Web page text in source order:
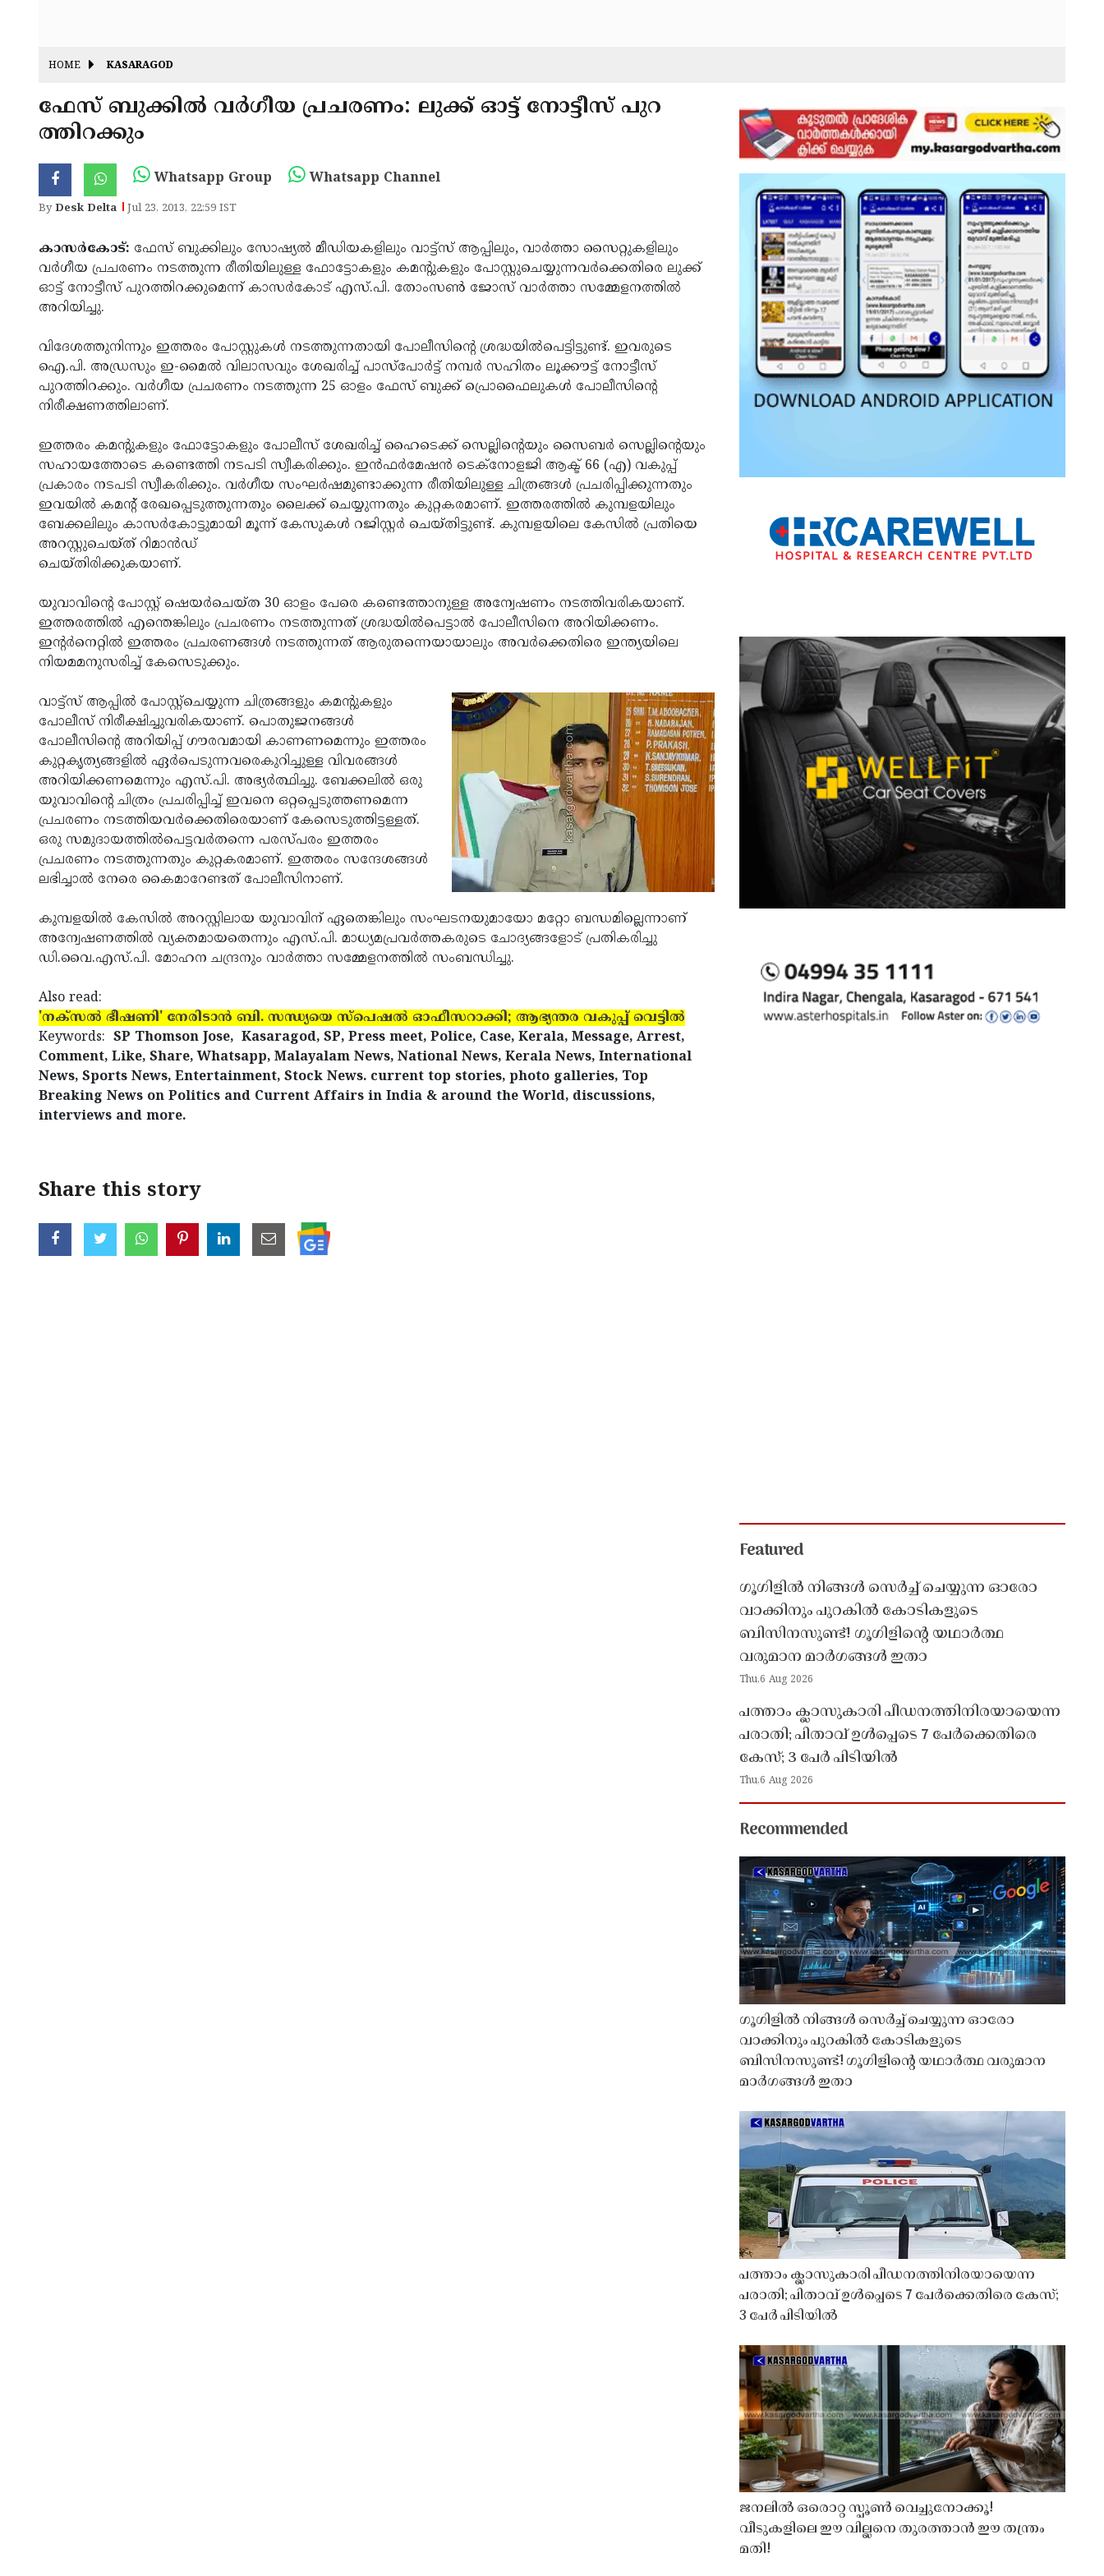
HOME KASARAGOD
ഫേസ് ബുക്കില്‍ വര്‍ഗീയ പ്രചരണം: ലുക്ക് ഓട്ട് നോട്ടീസ് പുറ
ത്തിറക്കും
Whatsapp Group Whatsapp Channel
ByDesk Delta Jul 23, 2013, 22:59 IST
കാസര്‍കോട്: ഫേസ് ബുക്കിലും സോഷ്യല്‍ മീഡിയകളിലും വാട്ട്‌സ് ആപ്പിലും, വാര്‍ത്താ സൈറ്റുകളിലും
വര്‍ഗീയ പ്രചരണം നടത്തുന്ന രീതിയിലുള്ള ഫോട്ടോകളും കമന്റുകളും പോസ്റ്റുചെയ്യുന്നവര്‍ക്കെതിരെ ലുക്ക്
ഓട്ട് നോട്ടീസ് പുറത്തിറക്കുമെന്ന് കാസര്‍കോട് എസ്.പി. തോംസണ്‍ ജോസ് വാര്‍ത്താ സമ്മേളനത്തില്‍
അറിയിച്ചു.
വിദേശത്തുനിന്നും ഇത്തരം പോസ്റ്റുകള്‍ നടത്തുന്നതായി പോലീസിന്റെ ശ്രദ്ധയില്‍പെട്ടിട്ടുണ്ട്. ഇവരുടെ
ഐ.പി. അഡ്രസും ഇ-മൈല്‍ വിലാസവും ശേഖരിച്ച് പാസ്‌പോര്‍ട്ട് നമ്പര്‍ സഹിതം ലൂക്കൗട്ട് നോട്ടീസ്
പുറത്തിറക്കും. വര്‍ഗീയ പ്രചരണം നടത്തുന്ന 25 ഓളം ഫേസ് ബുക്ക് പ്രൊഫൈലുകള്‍ പോലീസിന്റെ
നിരീക്ഷണത്തിലാണ്.
ഇത്തരം കമന്റുകളും ഫോട്ടോകളും പോലീസ് ശേഖരിച്ച് ഹൈടെക്ക് സെല്ലിന്റെയും സൈബര്‍ സെല്ലിന്റെയും
സഹായത്തോടെ കണ്ടെത്തി നടപടി സ്വീകരിക്കും. ഇന്‍ഫര്‍മേഷന്‍ ടെക്‌നോളജി ആക്ട് 66 (എ) വകുപ്പ്
പ്രകാരം നടപടി സ്വീകരിക്കും. വര്‍ഗീയ സംഘര്‍ഷമുണ്ടാക്കുന്ന രീതിയിലുള്ള ചിത്രങ്ങള്‍ പ്രചരിപ്പിക്കുന്നതും
ഇവയില്‍ കമന്റ് രേഖപ്പെടുത്തുന്നതും ലൈക്ക് ചെയ്യുന്നതും കുറ്റകരമാണ്. ഇത്തരത്തില്‍ കുമ്പളയിലും
ബേക്കലിലും കാസര്‍കോട്ടുമായി മൂന്ന് കേസുകള്‍ റജിസ്റ്റര്‍ ചെയ്തിട്ടുണ്ട്. കുമ്പളയിലെ കേസില്‍ പ്രതിയെ
അറസ്റ്റുചെയ്ത് റിമാന്‍ഡ്
ചെയ്തിരിക്കുകയാണ്.
യുവാവിന്റെ പോസ്റ്റ് ഷെയര്‍ചെയ്ത 30 ഓളം പേരെ കണ്ടെത്താനുള്ള അന്വേഷണം നടത്തിവരികയാണ്.
ഇത്തരത്തില്‍ എന്തെങ്കിലും പ്രചരണം നടത്തുന്നത് ശ്രദ്ധയില്‍പെട്ടാല്‍ പോലീസിനെ അറിയിക്കണം.
ഇന്റര്‍നെറ്റില്‍ ഇത്തരം പ്രചരണങ്ങള്‍ നടത്തുന്നത് ആരുതന്നെയായാലും അവര്‍ക്കെതിരെ ഇന്ത്യയിലെ
നിയമമനുസരിച്ച് കേസെടുക്കും.
വാട്ട്‌സ് ആപ്പില്‍ പോസ്റ്റ്‌ചെയ്യുന്ന ചിത്രങ്ങളും കമന്റുകളും
പോലീസ് നിരീക്ഷിച്ചുവരികയാണ്. പൊതുജനങ്ങള്‍
പോലീസിന്റെ അറിയിപ്പ് ഗൗരവമായി കാണണമെന്നും ഇത്തരം
കുറ്റകൃത്യങ്ങളില്‍ ഏര്‍പെടുന്നവരെകുറിച്ചുള്ള വിവരങ്ങള്‍
അറിയിക്കണമെന്നും എസ്.പി. അഭ്യര്‍ത്ഥിച്ചു. ബേക്കലില്‍ ഒരു
യുവാവിന്റെ ചിത്രം പ്രചരിപ്പിച്ച് ഇവനെ ഒറ്റപ്പെടുത്തണമെന്ന
പ്രചരണം നടത്തിയവര്‍ക്കെതിരെയാണ് കേസെടുത്തിട്ടള്ളത്.
ഒരു സമുദായത്തില്‍പെട്ടവര്‍തന്നെ പരസ്പരം ഇത്തരം
പ്രചരണം നടത്തുന്നതും കുറ്റകരമാണ്. ഇത്തരം സന്ദേശങ്ങള്‍
ലഭിച്ചാല്‍ നേരെ കൈമാറേണ്ടത് പോലീസിനാണ്.
കുമ്പളയില്‍ കേസില്‍ അറസ്റ്റിലായ യുവാവിന് ഏതെങ്കിലും സംഘടനയുമായോ മറ്റോ ബന്ധമില്ലെന്നാണ്
അന്വേഷണത്തില്‍ വ്യക്തമായതെന്നും എസ്.പി. മാധ്യമപ്രവര്‍ത്തകരുടെ ചോദ്യങ്ങളോട് പ്രതികരിച്ചു
ഡി.വൈ.എസ്.പി. മോഹന ചന്ദ്രനും വാര്‍ത്താ സമ്മേളനത്തില്‍ സംബന്ധിച്ചു.
Also read:
'നക്‌സല്‍ ഭീഷണി' നേരിടാന്‍ ബി. സന്ധ്യയെ സ്പെഷല്‍ ഓഫീസറാക്കി; ആഭ്യന്തര വകുപ്പ് വെട്ടിൽ
Keywords: SP Thomson Jose, Kasaragod, SP, Press meet, Police, Case, Kerala, Message, Arrest,
Comment, Like, Share, Whatsapp, Malayalam News, National News, Kerala News, International
News, Sports News, Entertainment, Stock News. current top stories, photo galleries, Top
Breaking News on Politics and Current Affairs in India & around the World, discussions,
interviews and more.
Share this story
Featured
ഗൂഗിളിൽ നിങ്ങൾ സെർച്ച് ചെയ്യുന്ന ഓരോ
വാക്കിനും പുറകിൽ കോടികളുടെ
ബിസിനസുണ്ട്! ഗൂഗിളിന്റെ യഥാർത്ഥ
വരുമാന മാർഗങ്ങൾ ഇതാ
Thu,6 Aug 2026
പത്താം ക്ലാസുകാരി പീഡനത്തിനിരയായെന്ന
പരാതി; പിതാവ് ഉൾപ്പെടെ 7 പേർക്കെതിരെ
കേസ്; 3 പേർ പിടിയിൽ
Thu,6 Aug 2026
Recommended
ഗൂഗിളിൽ നിങ്ങൾ സെർച്ച് ചെയ്യുന്ന ഓരോ
വാക്കിനും പുറകിൽ കോടികളുടെ
ബിസിനസുണ്ട്! ഗൂഗിളിന്റെ യഥാർത്ഥ വരുമാന
മാർഗങ്ങൾ ഇതാ
പത്താം ക്ലാസുകാരി പീഡനത്തിനിരയായെന്ന
പരാതി; പിതാവ് ഉൾപ്പെടെ 7 പേർക്കെതിരെ കേസ്;
3 പേർ പിടിയിൽ
ജനലിൽ ഒരൊറ്റ സ്പൂൺ വെച്ചുനോക്കൂ!
വീടുകളിലെ ഈ വില്ലനെ തുരത്താൻ ഈ തന്ത്രം
മതി!